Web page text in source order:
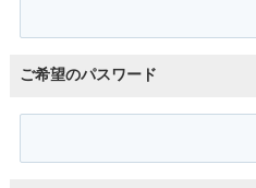
ご希望のパスワード